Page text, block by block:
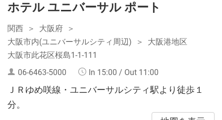
ホテル ユニバーサル ポート
関西
大阪府
大阪市内(ユニバーサルシティ周辺)
大阪港地区
大阪市此花区桜島1-1-111
06-6463-5000 In 15:00 / Out 11:00
ＪＲゆめ咲線・ユニバーサルシティ駅より徒歩１
分。